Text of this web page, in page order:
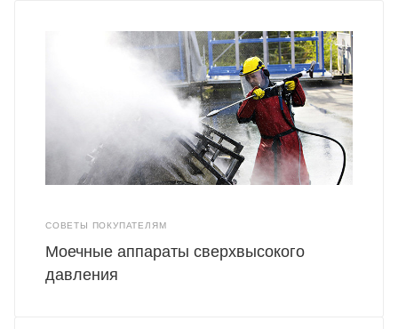
СОВЕТЫ ПОКУПАТЕЛЯМ
Моечные аппараты сверхвысокого
давления